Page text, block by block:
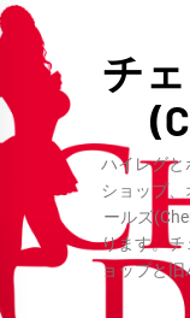
コ
ン
キ
ッ
チ
ハイレグと
ショップ
ールズ
ります。チ
ョップと旧